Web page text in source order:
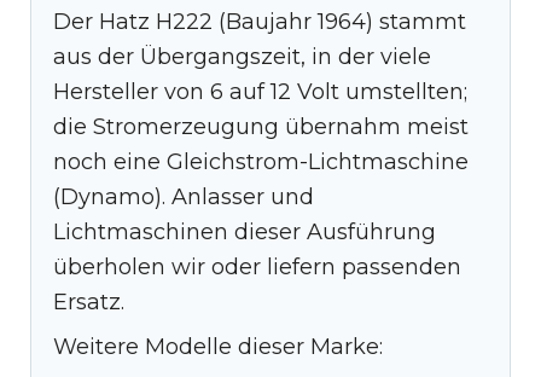
Der Hatz H222 (Baujahr 1964) stammt
aus der Übergangszeit, in der viele
Hersteller von 6 auf 12 Volt umstellten;
die Stromerzeugung übernahm meist
noch eine Gleichstrom-Lichtmaschine
(Dynamo). Anlasser und
Lichtmaschinen dieser Ausführung
überholen wir oder liefern passenden
Ersatz.
Weitere Modelle dieser Marke: